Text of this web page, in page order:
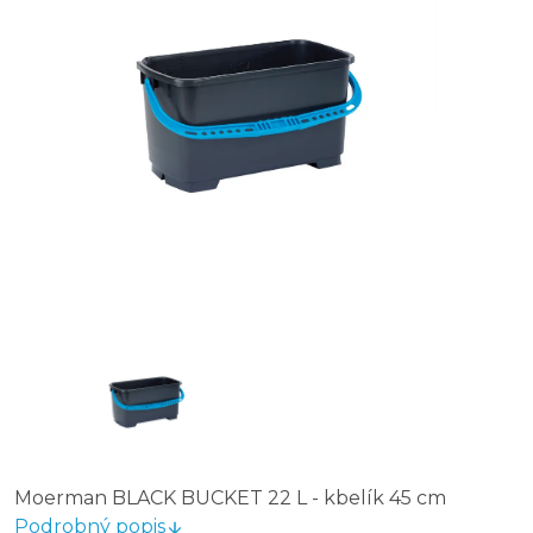
Moerman BLACK BUCKET 22 L - kbelík 45 cm
Podrobný popis